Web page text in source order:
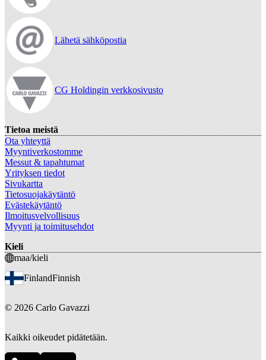
Lähetä sähköpostia
CG Holdingin verkkosivusto
Tietoa meistä
Ota yhteyttä
Myyntiverkostomme
Messut & tapahtumat
Yrityksen tiedot
Sivukartta
Tietosuojakäytäntö
Evästekäytäntö
Ilmoitusvelvollisuus
Myynti ja toimitusehdot
Kieli
maa/kieli
FinlandFinnish
© 2026 Carlo Gavazzi
Kaikki oikeudet pidätetään.